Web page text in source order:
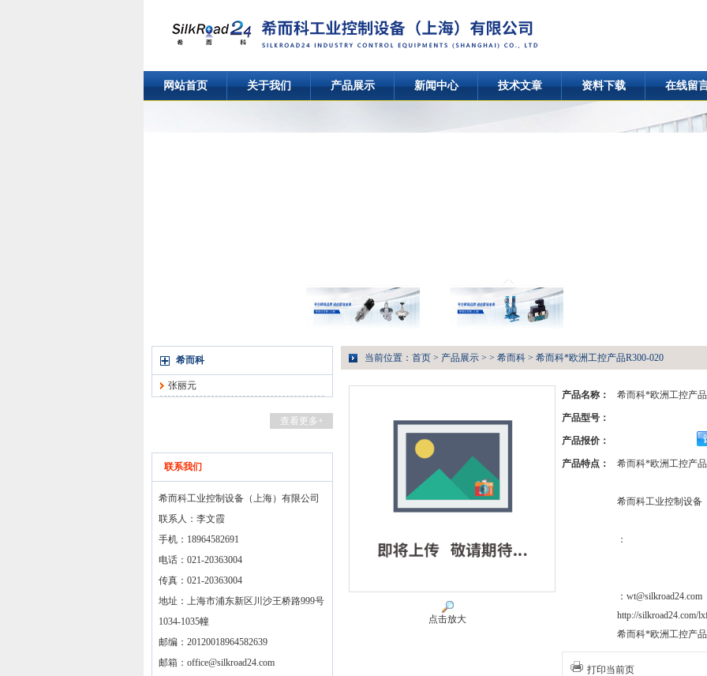
网站首页 关于我们 产品展示 新闻中心 技术文章 资料下载 在线留
希而科
张丽元
查看更多+
联系我们
希而科工业控制设备（上海）有限公司
联系人：李文霞
手机：18964582691
电话：021-20363004
传真：021-20363004
地址：上海市浦东新区川沙王桥路999号
1034-1035幢
邮编：20120018964582639
邮箱： office@silkroad24.com
当前位置： 首页 > 产品展示 > > 希而科 > 希而科*欧洲工控产品R300-020
点击放大
产品名称： 希而科*欧洲工控产品
产品型号：
产品报价：
产品特点： 希而科*欧洲工控产
希而科工业控制设备
：
：wt@silkroad24.com
http://silkroad24.com/
希而科*欧洲工控产品
打印当前页